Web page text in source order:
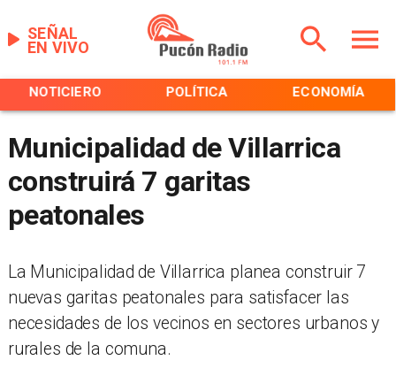
EN VIVO
SEÑAL
NOTICIERO POLÍTICA ECONOMÍA
Municipalidad de Villarrica
construirá 7 garitas
peatonales
La Municipalidad de Villarrica planea construir 7
nuevas garitas peatonales para satisfacer las
necesidades de los vecinos en sectores urbanos y
rurales de la comuna.